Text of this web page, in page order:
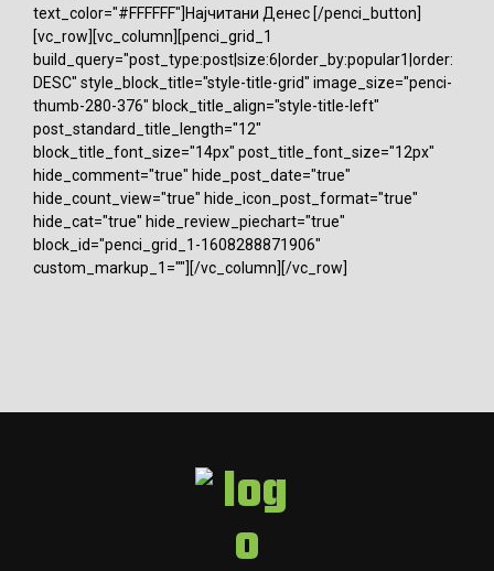
text_color="#FFFFFF"]Најчитани Денес [/penci_button]
[vc_row][vc_column][penci_grid_1
build_query="post_type:post|size:6|order_by:popular1|order:
DESC" style_block_title="style-title-grid" image_size="penci-
thumb-280-376" block_title_align="style-title-left"
post_standard_title_length="12"
block_title_font_size="14px" post_title_font_size="12px"
hide_comment="true" hide_post_date="true"
hide_count_view="true" hide_icon_post_format="true"
hide_cat="true" hide_review_piechart="true"
block_id="penci_grid_1-1608288871906"
custom_markup_1=""][/vc_column][/vc_row]